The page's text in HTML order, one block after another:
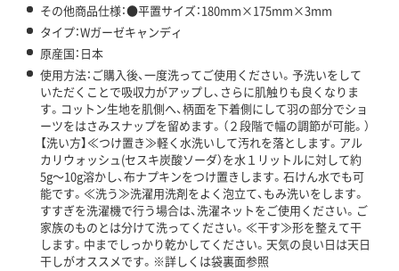
その他商品仕様：●平置サイズ：180mm×175mm×3mm
タイプ：Wガーゼキャンディ
原産国：日本
使用方法：ご購入後、一度洗ってご使用ください。予洗いをして
いただくことで吸収力がアップし、さらに肌触りも良くなりま
す。コットン生地を肌側へ、柄面を下着側にして羽の部分でショ
ーツをはさみスナップを留めます。（２段階で幅の調節が可能。）
【洗い方】≪つけ置き≫軽く水洗いして汚れを落とします。アル
カリウォッシュ(セスキ炭酸ソーダ）を水１リットルに対して約
5g～10g溶かし、布ナプキンをつけ置きします。石けん水でも可
能です。≪洗う≫洗濯用洗剤をよく泡立て、もみ洗いをします。
すすぎを洗濯機で行う場合は、洗濯ネットをご使用ください。ご
家族のものとは分けて洗ってください。≪干す≫形を整えて干
します。中までしっかり乾かしてください。天気の良い日は天日
干しがオススメです。※詳しくは袋裏面参照